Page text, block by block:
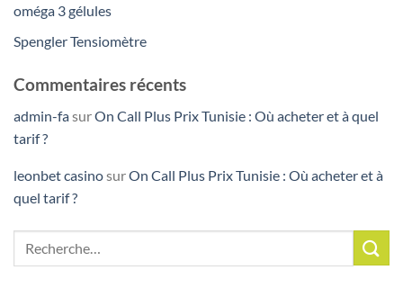
oméga 3 gélules
Spengler Tensiomètre
Commentaires récents
admin-fasurOn Call Plus Prix Tunisie : Où acheter et à quel
tarif ?
leonbet casinosurOn Call Plus Prix Tunisie : Où acheter et à
quel tarif ?